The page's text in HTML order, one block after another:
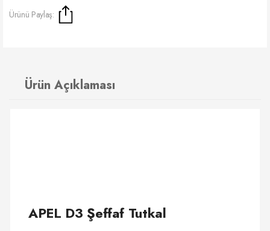
Ürünü Paylaş:
Ürün Açıklaması
APEL D3 Şeffaf Tutkal